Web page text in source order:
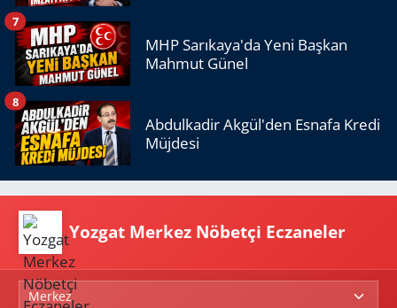
MHP Sarıkaya'da Yeni Başkan
Mahmut Günel
7
Abdulkadir Akgül'den Esnafa Kredi
Müjdesi
8
Yozgat Merkez Nöbetçi Eczaneler